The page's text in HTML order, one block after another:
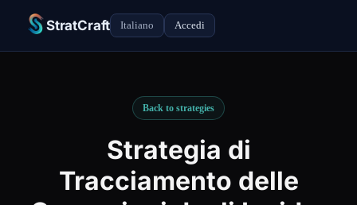
StratCraft Italiano Accedi
Back to strategies
Strategia di
Tracciamento delle